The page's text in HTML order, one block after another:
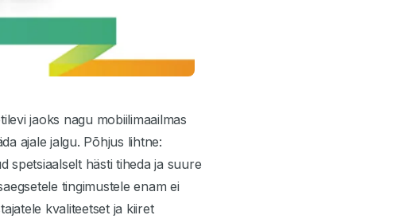
jaoks nagu mobiilimaailmas
ajale jalgu. Põhjus lihtne:
spetsiaalselt hästi tiheda ja suure
tingimustele enam ei
kvaliteetset ja kiiret